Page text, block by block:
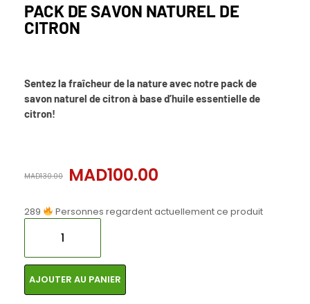
PACK DE SAVON NATUREL DE
CITRON
Sentez la fraîcheur de la nature avec notre pack de
savon naturel de citron à base d’huile essentielle de
citron!
MAD130.00 MAD100.00
289 Personnes regardent actuellement ce produit
AJOUTER AU PANIER